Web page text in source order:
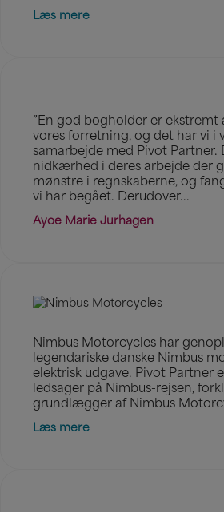
Læs mere
”En god bogholder er ekstremt
vores forretning, og det har vi i
samarbejde med Pivot Partner.
nidkærhed i deres arbejde der
mønstre i regnskaberne, og
vi har begået. Derudover...
Ayoe Marie Jurhagen
Nimbus Motorcycles har
legendariske danske Nimbus
elektrisk udgave. Pivot Partner
ledsager på Nimbus-rejsen,
grundlægger af Nimbus
Læs mere